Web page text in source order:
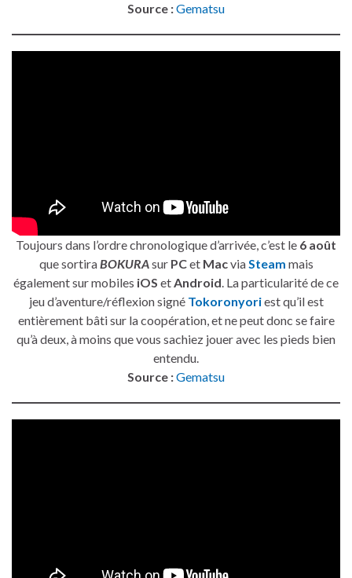
Source :Gematsu
Toujours dans l’ordre chronologique d’arrivée, c’est le 6 août
que sortiraBOKURAsur PCet MacviaSteam mais
également sur mobiles iOS etAndroid. La particularité de ce
jeu d’aventure/réflexion signé Tokoronyoriest qu’il est
entièrement bâti sur la coopération, et ne peut donc se faire
qu’à deux, à moins que vous sachiez jouer avec les pieds bien
entendu.
Source :Gematsu